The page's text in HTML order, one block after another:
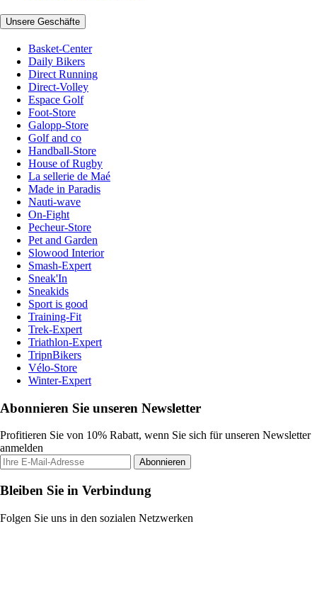
Unsere Geschäfte
Basket-Center
Daily Bikers
Direct Running
Direct-Volley
Espace Golf
Foot-Store
Galopp-Store
Golf and co
Handball-Store
House of Rugby
La sellerie de Maé
Made in Paradis
Nauti-wave
On-Fight
Pecheur-Store
Pet and Garden
Slowood Interior
Smash-Expert
Sneak'In
Sneakids
Sport is good
Training-Fit
Trek-Expert
Triathlon-Expert
TripnBikers
Vélo-Store
Winter-Expert
Abonnieren Sie unseren Newsletter
Profitieren Sie von 10% Rabatt, wenn Sie sich für unseren Newsletter
anmelden
Abonnieren
Bleiben Sie in Verbindung
Folgen Sie uns in den sozialen Netzwerken